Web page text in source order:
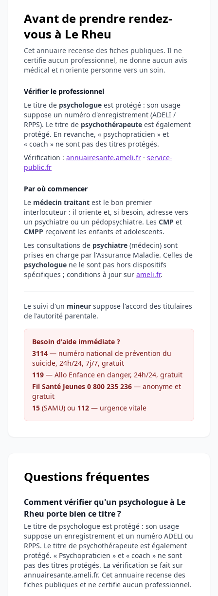
Avant de prendre rendez-
vous à Le Rheu
Cet annuaire recense des fiches publiques. Il ne
certifie aucun professionnel, ne donne aucun avis
médical et n'oriente personne vers un soin.
Vérifier le professionnel
Le titre de psychologue est protégé : son usage
suppose un numéro d'enregistrement (ADELI /
RPPS). Le titre de psychothérapeute est également
protégé. En revanche, « psychopraticien » et
« coach » ne sont pas des titres protégés.
Vérification : annuairesante.ameli.fr · service-
public.fr
Par où commencer
Le médecin traitant est le bon premier
interlocuteur : il oriente et, si besoin, adresse vers
un psychiatre ou un pédopsychiatre. Les CMP et
CMPP reçoivent les enfants et adolescents.
Les consultations de psychiatre (médecin) sont
prises en charge par l'Assurance Maladie. Celles de
psychologue ne le sont pas hors dispositifs
spécifiques ; conditions à jour sur ameli.fr.
Le suivi d'un mineur suppose l'accord des titulaires
de l'autorité parentale.
Besoin d'aide immédiate ?
3114 — numéro national de prévention du
suicide, 24h/24, 7j/7, gratuit
119 — Allo Enfance en danger, 24h/24, gratuit
Fil Santé Jeunes 0 800 235 236 — anonyme et
gratuit
15 (SAMU) ou 112 — urgence vitale
Questions fréquentes
Comment vérifier qu'un psychologue à Le
Rheu porte bien ce titre ?
Le titre de psychologue est protégé : son usage
suppose un enregistrement et un numéro ADELI ou
RPPS. Le titre de psychothérapeute est également
protégé. « Psychopraticien » et « coach » ne sont
pas des titres protégés. La vérification se fait sur
annuairesante.ameli.fr. Cet annuaire recense des
fiches publiques et ne certifie aucun professionnel.